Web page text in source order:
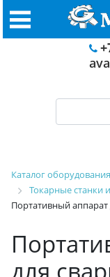
Каталог оборудования
Токарные станки
Портативный аппарат